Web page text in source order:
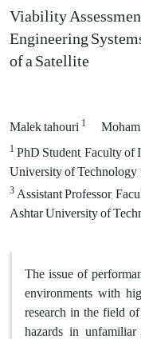
Viability
Engineering
of a Satellite
Malek tahouri1
1PhD Student, Faculty
University of
3Assistant Professor,
Ashtar University of
The issue of
environments with
research in the field
hazards in